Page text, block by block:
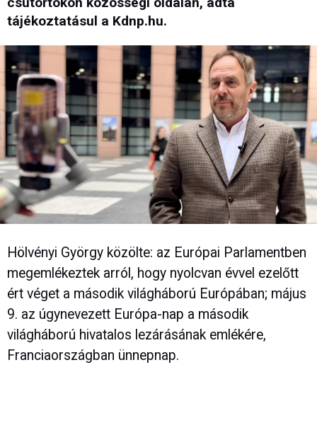
tájékoztatásul a Kdnp.hu.
Hölvényi György közölte: az Európai Parlamentben
megemlékeztek arról, hogy nyolcvan évvel ezelőtt
ért véget a második világháború Európában; május
9. az úgynevezett Európa-nap a második
világháború hivatalos lezárásának emlékére,
Franciaországban ünnepnap.